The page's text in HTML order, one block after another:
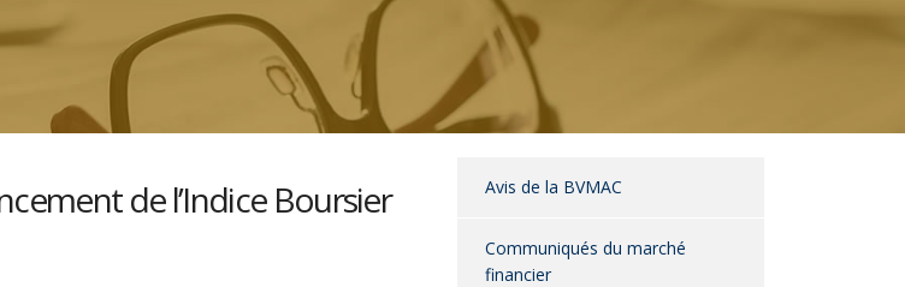
de l’Indice Boursier
Avis de la BVMAC
Communiqués du marché
financier